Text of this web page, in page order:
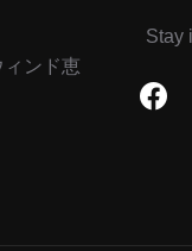
ンド恵
Stay